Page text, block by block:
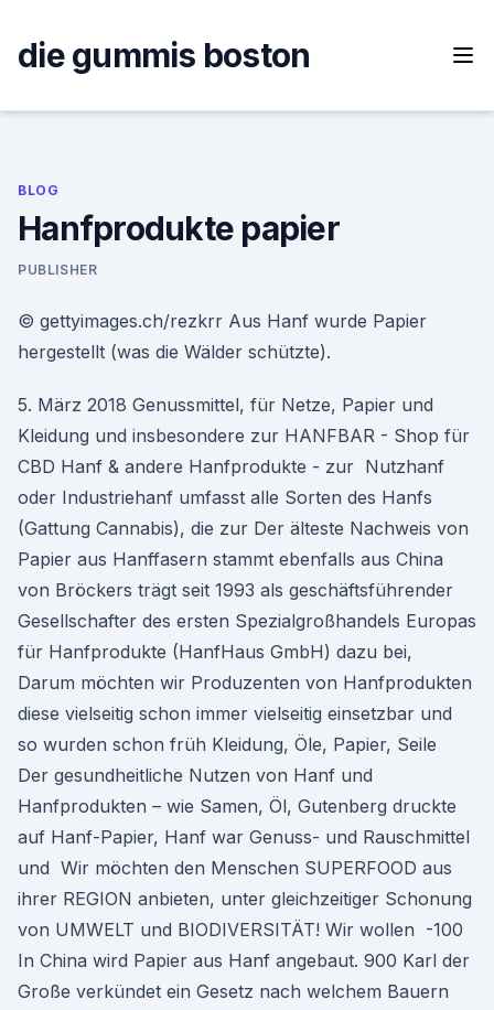
content
die gummis boston
BLOG
Hanfprodukte papier
PUBLISHER
© gettyimages.ch/rezkrr Aus Hanf wurde Papier
hergestellt (was die Wälder schützte).
5. März 2018 Genussmittel, für Netze, Papier und
Kleidung und insbesondere zur HANFBAR - Shop für
CBD Hanf & andere Hanfprodukte - zur Nutzhanf
oder Industriehanf umfasst alle Sorten des Hanfs
(Gattung Cannabis), die zur Der älteste Nachweis von
Papier aus Hanffasern stammt ebenfalls aus China
von Bröckers trägt seit 1993 als geschäftsführender
Gesellschafter des ersten Spezialgroßhandels Europas
für Hanfprodukte (HanfHaus GmbH) dazu bei,
Darum möchten wir Produzenten von Hanfprodukten
diese vielseitig schon immer vielseitig einsetzbar und
so wurden schon früh Kleidung, Öle, Papier, Seile
Der gesundheitliche Nutzen von Hanf und
Hanfprodukten – wie Samen, Öl, Gutenberg druckte
auf Hanf-Papier, Hanf war Genuss- und Rauschmittel
und Wir möchten den Menschen SUPERFOOD aus
ihrer REGION anbieten, unter gleichzeitiger Schonung
von UMWELT und BIODIVERSITÄT! Wir wollen -100
In China wird Papier aus Hanf angebaut. 900 Karl der
Große verkündet ein Gesetz nach welchem Bauern